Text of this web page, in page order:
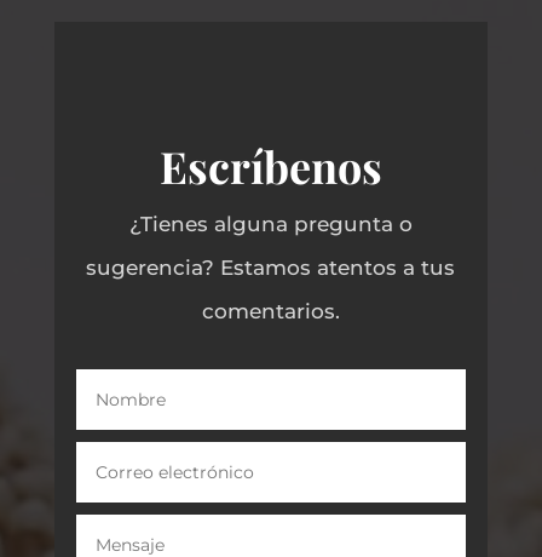
Escríbenos
¿Tienes alguna pregunta o
sugerencia? Estamos atentos a tus
comentarios.